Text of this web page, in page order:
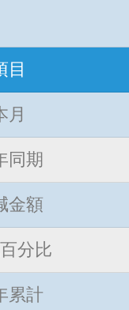
目
月
同期
金額
分比
累計